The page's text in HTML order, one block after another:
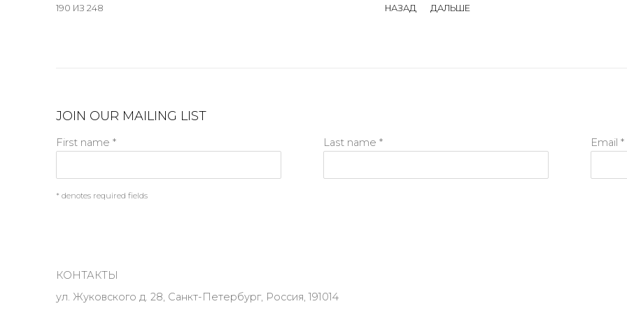
НАЗАД ДАЛЬШЕ
190 ИЗ 248
JOIN OUR MAILING LIST
First name * Last name * Email *
* denotes required fields
КОНТАКТЫ
ул. Жуковского д. 28, Санкт-Петербург, Россия, 191014